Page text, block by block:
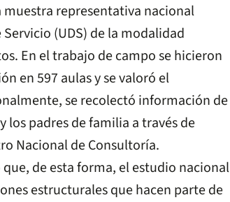
muestra representativa nacional
(UDS) de la modalidad
En el trabajo de campo se hicieron
en 597 aulas y se valoró el
se recolectó información de
los padres de familia a través de
Nacional de Consultoría.
de esta forma, el estudio nacional
estructurales que hacen parte de